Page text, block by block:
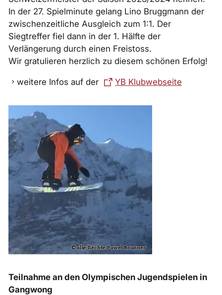
In der 27. Spielminute gelang Lino Bruggmann der
zwischenzeitliche Ausgleich zum 1:1. Der
Siegtreffer fiel dann in der 1. Hälfte der
Verlängerung durch einen Freistoss.
Wir gratulieren herzlich zu diesem schönen Erfolg!
weitere Infos auf der YB Klubwebseite
Teilnahme an den Olympischen Jugendspielen in
Gangwong